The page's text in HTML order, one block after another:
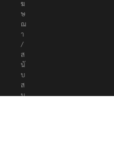
โ
ฆ
ษ
ณ
า
/
ส
นั
บ
ส